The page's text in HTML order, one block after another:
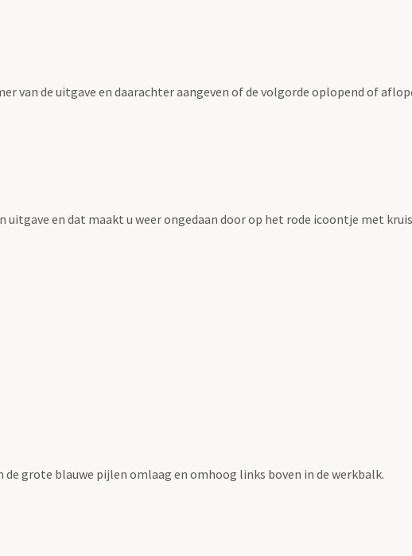
van de uitgave en daarachter aangeven of de volgorde oplopend of
en dat maakt u weer ongedaan door op het rode icoontje met
grote blauwe pijlen omlaag en omhoog links boven in de werkbalk.